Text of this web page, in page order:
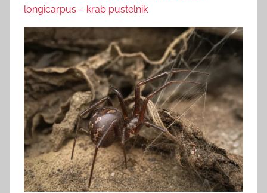
longicarpus – krab pustelnik